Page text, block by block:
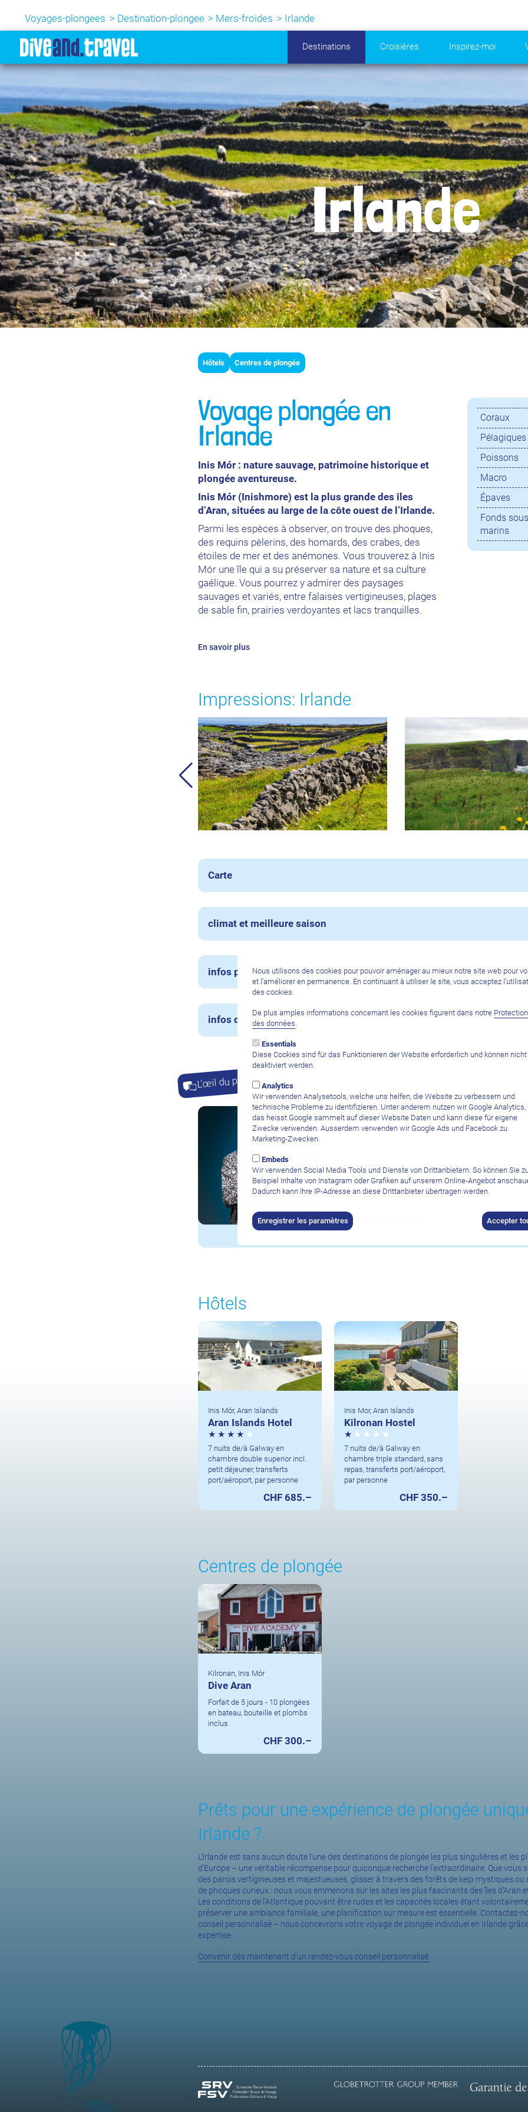
Voyages-plongees Destination-plongee Mers-froides Irlande
Destinations Croisières Inspirez-moi
Irlande
Hôtels Centres de plongée
Voyage plongée en
Irlande
Inis Mór : nature sauvage, patrimoine historique et
plongée aventureuse.
Inis Mór (Inishmore) est la plus grande des îles
d’Aran, situées au large de la côte ouest de l’Irlande.
Parmi les espèces à observer, on trouve des phoques,
des requins pèlerins, des homards, des crabes, des
étoiles de mer et des anémones. Vous trouverez à Inis
Mór une île qui a su préserver sa nature et sa culture
gaélique. Vous pourrez y admirer des paysages
sauvages et variés, entre falaises vertigineuses, plages
de sable fin, prairies verdoyantes et lacs tranquilles.
Coraux
Pélagiques
Poissons
Macro
Épaves
Fonds
marins
En savoir plus
Impressions: Irlande
Carte
climat et meilleure saison
infos plongée
infos de voyage
L'œil du pro
L’Irlande est une destination de plongée très
peu connue du grand public. L’eau est froide
magnifique et les gens sont juste adorables,
recommande vivement l’Irlande !
Patrik Aeschbacher
Hôtels
Inis Mór, Aran Islands
Aran Islands Hotel
7 nuits de/à Galway en
chambre double superior incl.
petit déjeuner, transferts
port/aéroport, par personne
CHF 685.–
Inis Mor, Aran Islands
Kilronan Hostel
7 nuits de/à Galway en
chambre triple standard, sans
repas, transferts port/aéroport,
par personne
CHF 350.–
Centres de plongée
Kilronan, Inis Mór
Dive Aran
Forfait de 5 jours - 10 plongées
en bateau, bouteille et plombs
inclus
CHF 300.–
Prêts pour une expérience de plongée
Irlande ?
L’Irlande est sans aucun doute l’une des destinations de plongée les plus singulières et les
d’Europe – une véritable récompense pour quiconque recherche l’extraordinaire. Que vous
des parois vertigineuses et majestueuses, glisser à travers des forêts de kelp mystiques ou
de phoques curieux : nous vous emmenons sur les sites les plus fascinants des îles d’Aran
Les conditions de l'Atlantique pouvant être rudes et les capacités locales étant
préserver une ambiance familiale, une planification sur mesure est essentielle. Contactez-
conseil personnalisé – nous concevrons votre voyage de plongée individuel en Irlande
expertise.
Convenir dès maintenant d'un rendez-vous conseil personnalisé.
Nous utilisons des cookies pour pouvoir aménager au mieux notre site web pour
et l’améliorer en permanence. En continuant à utiliser le site, vous acceptez
des cookies.
De plus amples informations concernant les cookies figurent dans notre Protection
des données.
Essentials
Diese Cookies sind für das Funktionieren der Website erforderlich und können nicht
deaktiviert werden.
Analytics
Wir verwenden Analysetools, welche uns helfen, die Website zu verbessern und
technische Probleme zu identifizieren. Unter anderem nutzen wir Google Analytics,
das heisst Google sammelt auf dieser Website Daten und kann diese für eigene
Zwecke verwenden. Ausserdem verwenden wir Google Ads und Facebook zu
Marketing-Zwecken.
Embeds
Wir verwenden Social Media Tools und Dienste von Drittanbietern. So können Sie
Beispiel Inhalte von Instagram oder Grafiken auf unserem Online-Angebot
Dadurch kann Ihre IP-Adresse an diese Drittanbieter übertragen werden.
Enregistrer les paramètres Accepter